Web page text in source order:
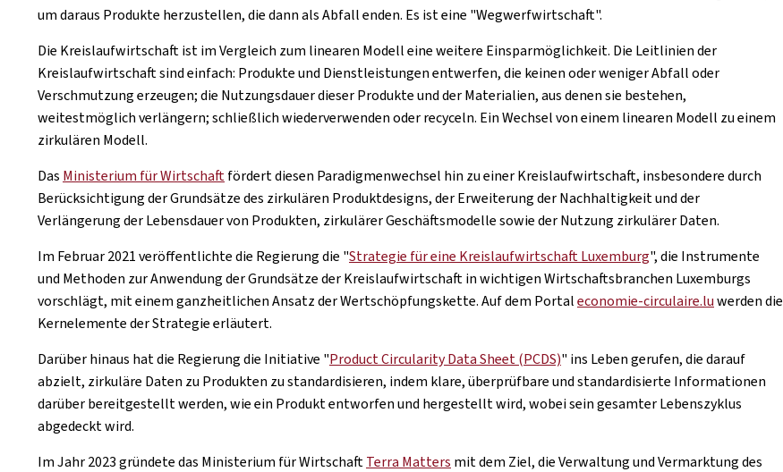
um daraus Produkte herzustellen, die dann als Abfall enden. Es ist eine "Wegwerfwirtschaft".
Die Kreislaufwirtschaft ist im Vergleich zum linearen Modell eine weitere Einsparmöglichkeit. Die Leitlinien der
Kreislaufwirtschaft sind einfach: Produkte und Dienstleistungen entwerfen, die keinen oder weniger Abfall oder
Verschmutzung erzeugen; die Nutzungsdauer dieser Produkte und der Materialien, aus denen sie bestehen,
weitestmöglich verlängern; schließlich wiederverwenden oder recyceln. Ein Wechsel von einem linearen Modell zu einem
zirkulären Modell.
Das Ministerium für Wirtschaftfördert diesen Paradigmenwechsel hin zu einer Kreislaufwirtschaft, insbesondere durch
Berücksichtigung der Grundsätze des zirkulären Produktdesigns, der Erweiterung der Nachhaltigkeit und der
Verlängerung der Lebensdauer von Produkten, zirkulärer Geschäftsmodelle sowie der Nutzung zirkulärer Daten.
Im Februar 2021 veröffentlichte die Regierung die "Strategie für eine Kreislaufwirtschaft Luxemburg", die Instrumente
und Methoden zur Anwendung der Grundsätze der Kreislaufwirtschaft in wichtigen Wirtschaftsbranchen Luxemburgs
vorschlägt, mit einem ganzheitlichen Ansatz der Wertschöpfungskette. Auf dem Portaleconomie-circulaire.luwerden die
Kernelemente der Strategie erläutert.
Darüber hinaus hat die Regierung die Initiative "Product Circularity Data Sheet (PCDS)" ins Leben gerufen, die darauf
abzielt, zirkuläre Daten zu Produkten zu standardisieren, indem klare, überprüfbare und standardisierte Informationen
darüber bereitgestellt werden, wie ein Produkt entworfen und hergestellt wird, wobei sein gesamter Lebenszyklus
abgedeckt wird.
Im Jahr 2023 gründete das Ministerium für WirtschaftTerra Matters mit dem Ziel, die Verwaltung und Vermarktung des